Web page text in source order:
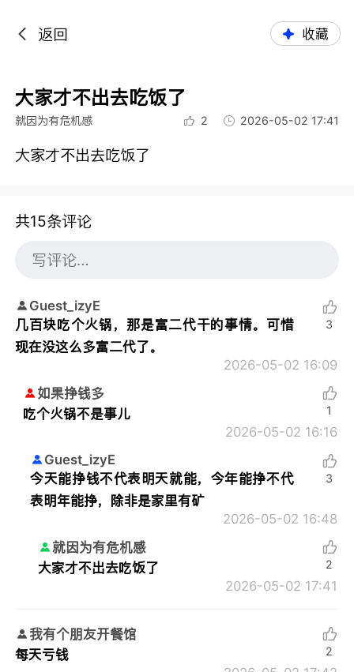
返回 收藏
大家才不出去吃饭了
就因为有危机感 2 2026-05-02 17:41
大家才不出去吃饭了
共15条评论
Guest_izyE
几百块吃个火锅，那是富二代干的事情。可惜
现在没这么多富二代了。
2026-05-02 16:09
3
如果挣钱多
吃个火锅不是事儿
2026-05-02 16:16
1
Guest_izyE
今天能挣钱不代表明天就能，今年能挣不代
表明年能挣，除非是家里有矿
2026-05-02 16:48
3
就因为有危机感
大家才不出去吃饭了
2026-05-02 17:41
2
我有个朋友开餐馆
每天亏钱
2